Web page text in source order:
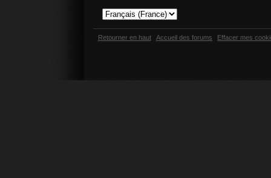
Retourner en haut Accueil des forums Effacer mes